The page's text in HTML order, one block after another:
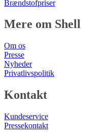
Brændstofpriser
Mere om Shell
Om os
Presse
Nyheder
Privatlivspolitik
Kontakt
Kundeservice
Pressekontakt